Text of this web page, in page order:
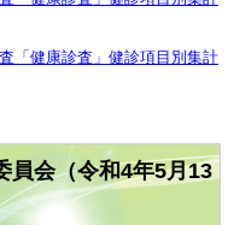
「健康診査」健診項目別集計
員会（令和4年5月13